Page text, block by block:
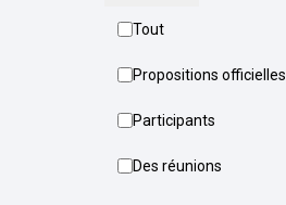
Tout
Propositions officielles
Participants
Des réunions